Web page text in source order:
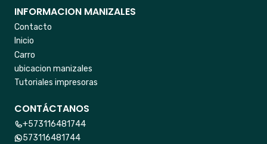
INFORMACION MANIZALES
Contacto
Inicio
Carro
ubicacion manizales
Tutoriales impresoras
CONTÁCTANOS
+573116481744
573116481744